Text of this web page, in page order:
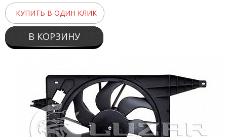
КУПИТЬ В ОДИН КЛИК
В КОРЗИНУ